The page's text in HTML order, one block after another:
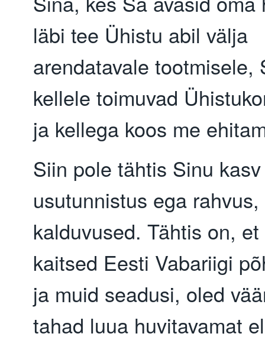
läbi tee Ühistu abil välja
arendatavale tootmisele,
kellele toimuvad
ja kellega koos me
Siin pole tähtis Sinu
usutunnistus ega
kalduvused. Tähtis on,
kaitsed Eesti Vabariigi
ja muid seadusi, oled
tahad luua huvitavamat